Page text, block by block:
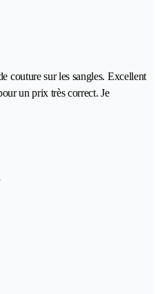
couture sur les sangles. Excellent
un prix très correct. Je